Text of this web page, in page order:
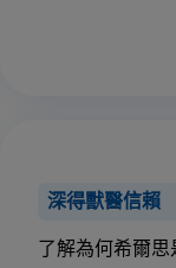
深得獸醫信賴
了解為何希爾思